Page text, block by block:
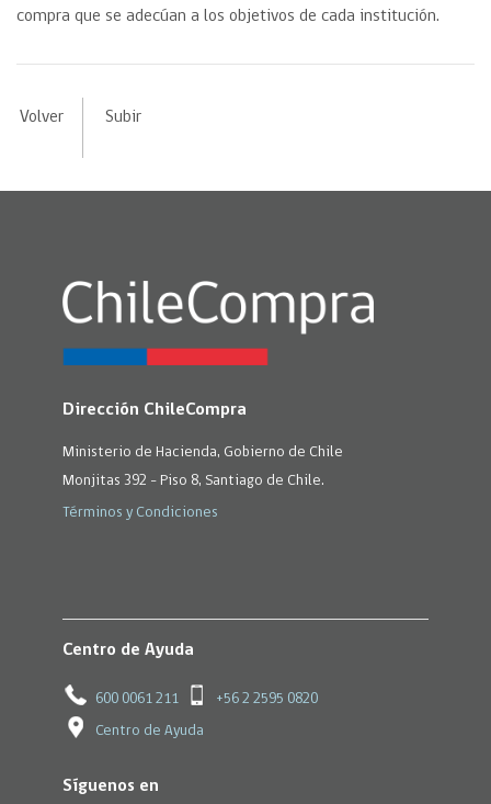
compra que se adecúan a los objetivos de cada institución.
Volver Subir
Dirección ChileCompra
Ministerio de Hacienda, Gobierno de Chile
Monjitas 392 - Piso 8, Santiago de Chile.
Términos y Condiciones
Centro de Ayuda
600 0061 211 +56 2 2595 0820
Centro de Ayuda
Síguenos en